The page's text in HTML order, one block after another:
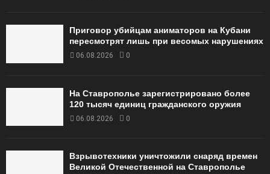
Приговор убийцам аниматоров на Кубани
пересмотрят лишь при весомых нарушениях
06.08.2026 0
На Ставрополье зарегистрировано более
120 тысяч единиц гражданского оружия
06.08.2026 0
Взрывотехники уничтожили снаряд времен
Великой Отечественной на Ставрополье